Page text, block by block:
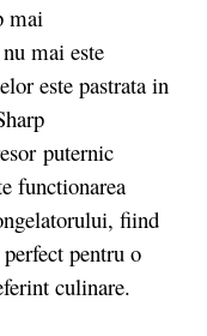
mai
mai este
este pastrata in
puternic
functionarea
fiind
pentru o
culinare.